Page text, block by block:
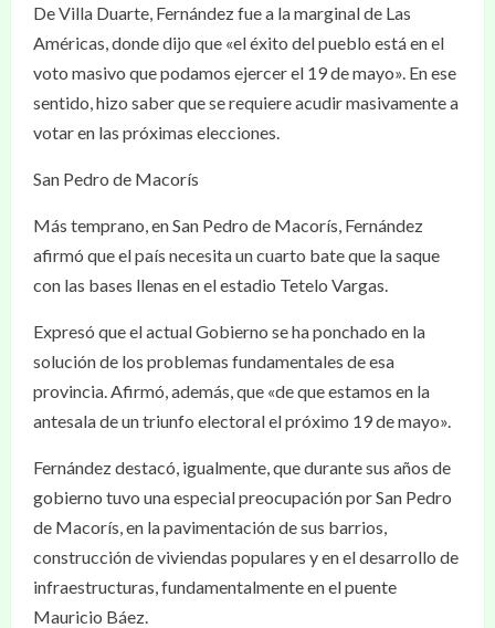
De Villa Duarte, Fernández fue a la marginal de Las
Américas, donde dijo que «el éxito del pueblo está en el
voto masivo que podamos ejercer el 19 de mayo». En ese
sentido, hizo saber que se requiere acudir masivamente a
votar en las próximas elecciones.
San Pedro de Macorís
Más temprano, en San Pedro de Macorís, Fernández
afirmó que el país necesita un cuarto bate que la saque
con las bases llenas en el estadio Tetelo Vargas.
Expresó que el actual Gobierno se ha ponchado en la
solución de los problemas fundamentales de esa
provincia. Afirmó, además, que «de que estamos en la
antesala de un triunfo electoral el próximo 19 de mayo».
Fernández destacó, igualmente, que durante sus años de
gobierno tuvo una especial preocupación por San Pedro
de Macorís, en la pavimentación de sus barrios,
construcción de viviendas populares y en el desarrollo de
infraestructuras, fundamentalmente en el puente
Mauricio Báez.